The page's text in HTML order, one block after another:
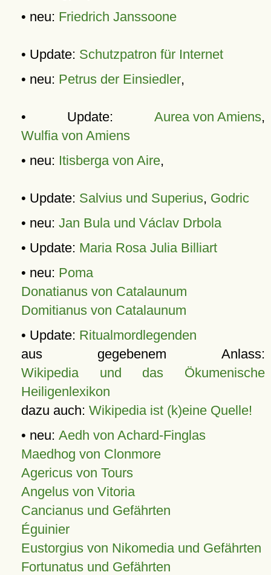
• neu: Friedrich Janssoone
• Update: Schutzpatron für Internet
• neu: Petrus der Einsiedler,
• Update: Aurea von Amiens,
Wulfia von Amiens
• neu: Itisberga von Aire,
• Update: Salvius und Superius, Godric
• neu: Jan Bula und Václav Drbola
• Update: Maria Rosa Julia Billiart
• neu: Poma
Donatianus von Catalaunum
Domitianus von Catalaunum
• Update: Ritualmordlegenden
aus gegebenem Anlass:
Wikipedia und das Ökumenische
Heiligenlexikon
dazu auch: Wikipedia ist (k)eine Quelle!
• neu: Aedh von Achard-Finglas
Maedhog von Clonmore
Agericus von Tours
Angelus von Vitoria
Cancianus und Gefährten
Éguinier
Eustorgius von Nikomedia und Gefährten
Fortunatus und Gefährten